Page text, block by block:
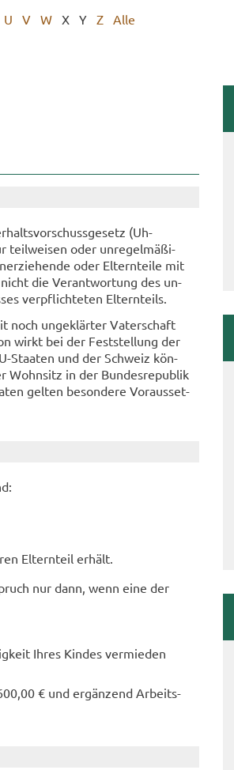
U V W X Y Z Alle
(Uh­
teil­wei­sen oder un­re­gel­mä­ßi­
oder El­tern­tei­le mit
die Ver­ant­wor­tung des un­
ver­pflich­te­ten El­tern­teils.
noch un­ge­klär­ter Va­ter­schaft
wirkt bei der Fest­stel­lung der
​Staaten und der Schweiz kön­
Wohn­sitz in der Bun­des­re­pu­blik
gel­ten be­son­de­re Vor­aus­set­
El­tern­teil er­hält.
nur dann, wenn eine der
Ihres Kin­des ver­mie­den
€ und er­gän­zend Ar­beits­